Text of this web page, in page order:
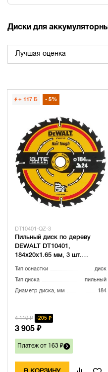
Диски для
Лучшая оценка
+ 117 Б 5%
DT10401-QZ-3
Пильный диск по дереву
DEWALT DT10401,
184х20х1.65 мм, 3 шт.
Тип оснастки диск
Тип диска пильный
Диаметр диска, мм 184
4 110 ₽ 205 ₽
3 905 ₽
Платеж от 163 ₽